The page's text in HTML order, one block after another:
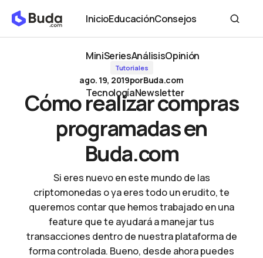
Inicio
Inicio
Educación
Educación
Consejos
Consejos
MiniSeries
MiniSeries
Análisis
Análisis
Opinión
Tecnología
Tecnología
Newsletter
Newsletter
Cómo realizar compras programadas en Buda.com
Tutoriales
ago. 19, 2019porBuda.com
Cómo realizar compras
programadas en
Buda.com
Si eres nuevo en este mundo de las
criptomonedas o ya eres todo un erudito, te
queremos contar que hemos trabajado en una
feature que te ayudará a manejar tus
transacciones dentro de nuestra plataforma de
forma controlada. Bueno, desde ahora puedes